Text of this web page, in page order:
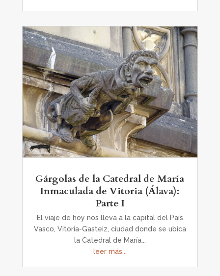
Gárgolas de la Catedral de María
Inmaculada de Vitoria (Álava):
Parte I
El viaje de hoy nos lleva a la capital del País
Vasco, Vitoria-Gasteiz, ciudad donde se ubica
la Catedral de María...
leer más...